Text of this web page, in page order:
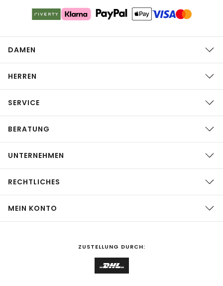
DAMEN
HERREN
SERVICE
BERATUNG
UNTERNEHMEN
RECHTLICHES
MEIN KONTO
ZUSTELLUNG DURCH: